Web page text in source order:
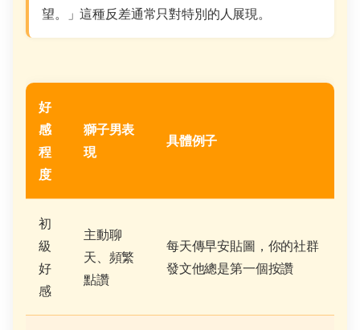
望。」這種反差通常只對特別的人展現。
好
感
程
度
獅子男表
現
具體例子
初
級
好
感
主動聊
天、頻繁
點讚
每天傳早安貼圖，你的社群
發文他總是第一個按讚